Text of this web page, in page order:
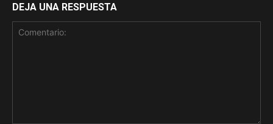
DEJA UNA RESPUESTA